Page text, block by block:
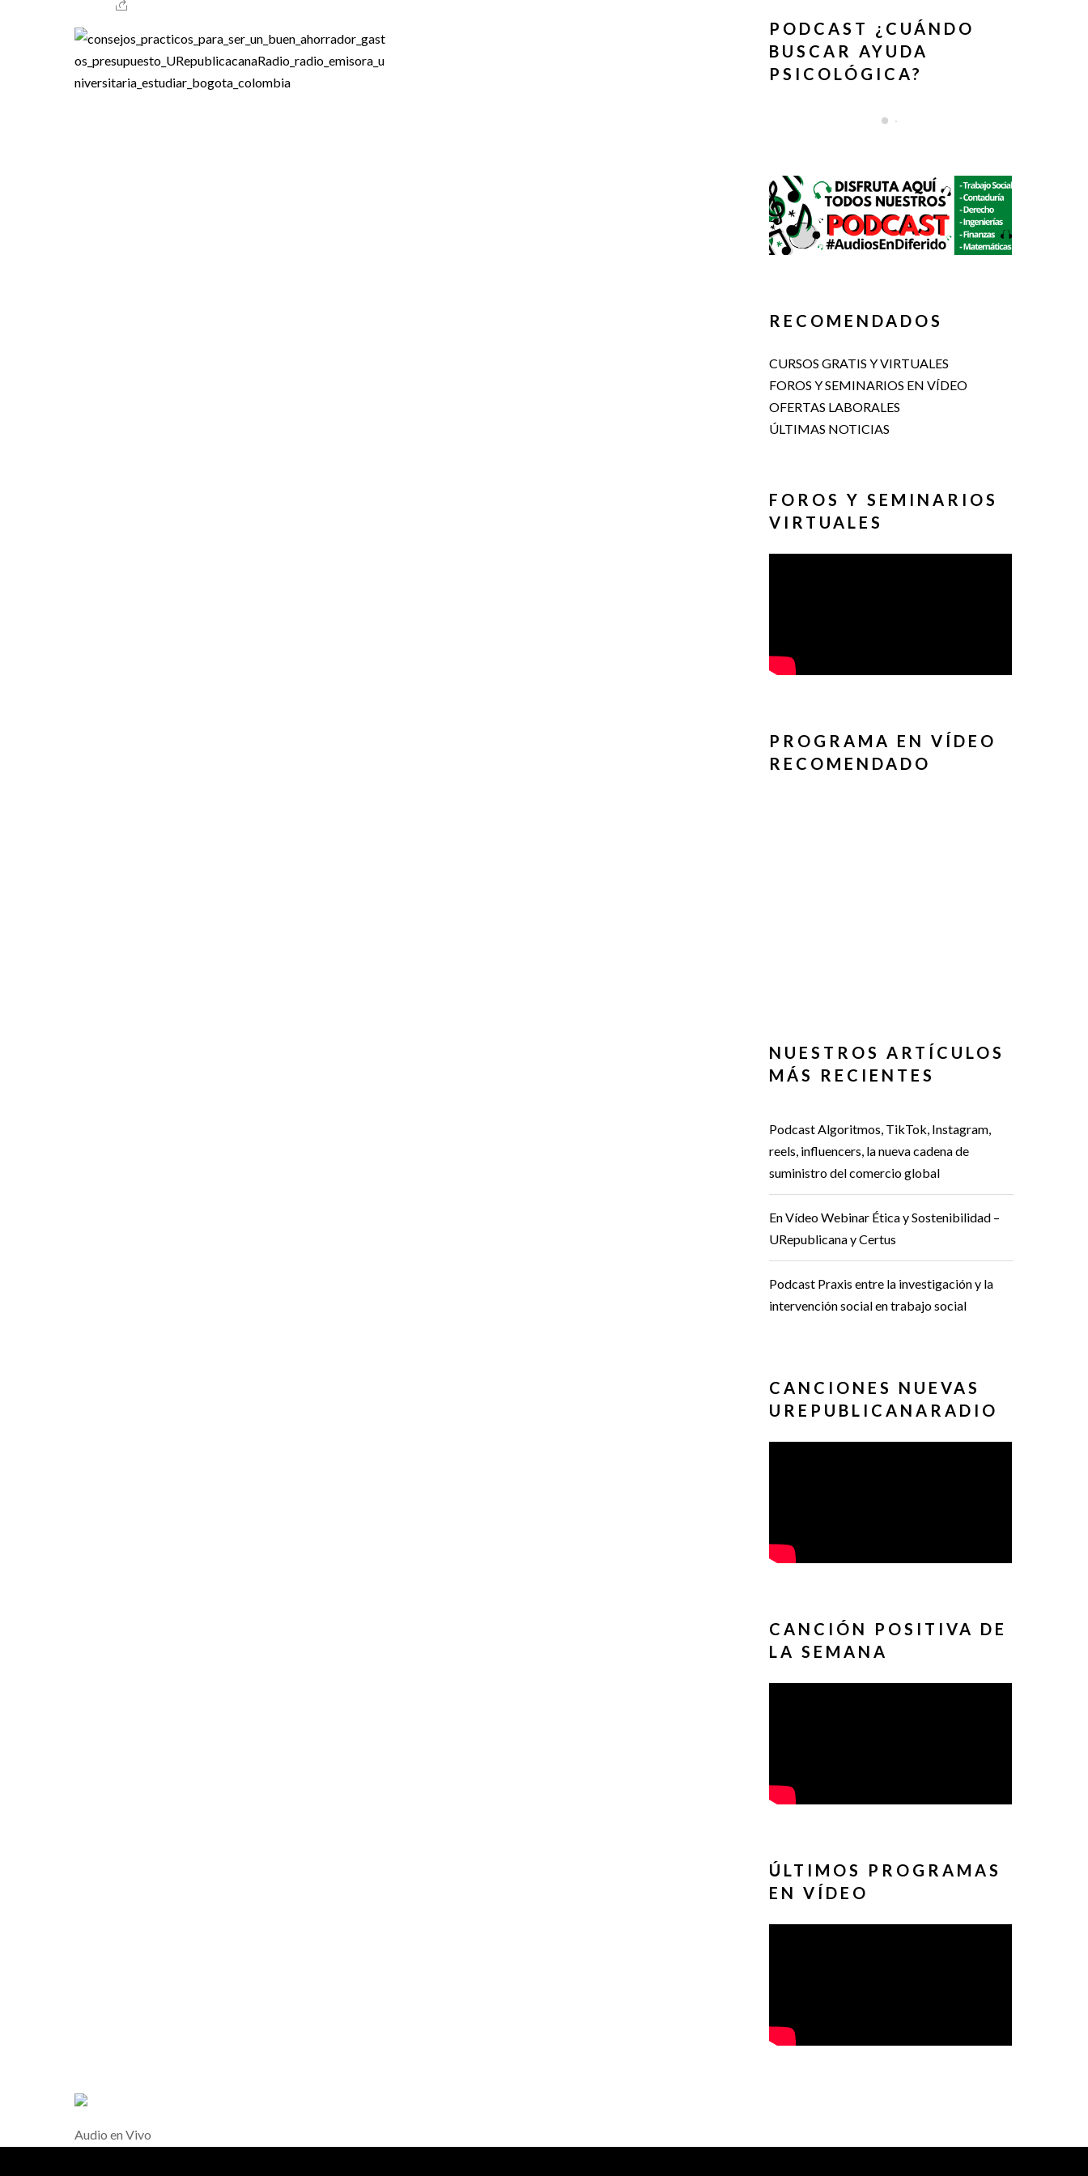
PODCAST ¿CUÁNDO
BUSCAR AYUDA
PSICOLÓGICA?
RECOMENDADOS
CURSOS GRATIS Y VIRTUALES
FOROS Y SEMINARIOS EN VÍDEO
OFERTAS LABORALES
ÚLTIMAS NOTICIAS
FOROS Y SEMINARIOS
VIRTUALES
PROGRAMA EN VÍDEO
RECOMENDADO
NUESTROS ARTÍCULOS
MÁS RECIENTES
Podcast Algoritmos, TikTok, Instagram,
reels, influencers, la nueva cadena de
suministro del comercio global
En Vídeo Webinar Ética y Sostenibilidad –
URepublicana y Certus
Podcast Praxis entre la investigación y la
intervención social en trabajo social
CANCIONES NUEVAS
UREPUBLICANARADIO
CANCIÓN POSITIVA DE
LA SEMANA
ÚLTIMOS PROGRAMAS
EN VÍDEO
Audio en Vivo